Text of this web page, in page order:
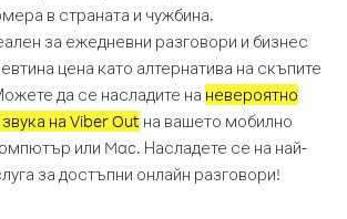
в страната и чужбина.
за ежедневни разговори и бизнес
цена като алтернатива на скъпите
да се насладите на невероятно
на Viber Out на вашето мобилно
или Mac. Насладете се на най-
за достъпни онлайн разговори!